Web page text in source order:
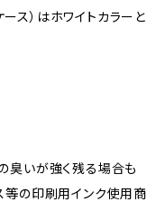
ス）はホワイトカラーと
臭いが強く残る場合も
等の印刷用インク使用商